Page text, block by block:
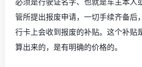
必须是行驶证名字、也就是车主本人
管所提出报废申请，一切手续齐备后
行卡上会收到报废的补贴。这个补贴
算出来的，是有明确的价格的。